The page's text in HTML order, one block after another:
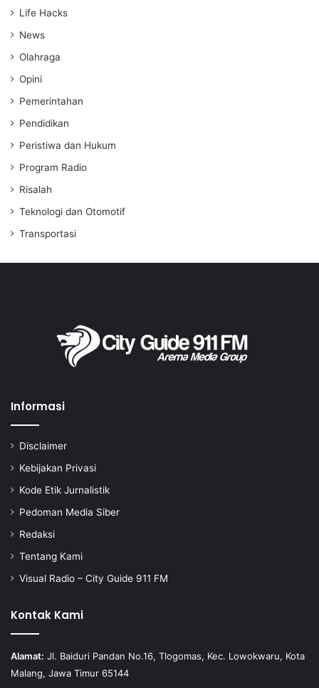
Life Hacks
News
Olahraga
Opini
Pemerintahan
Pendidikan
Peristiwa dan Hukum
Program Radio
Risalah
Teknologi dan Otomotif
Transportasi
Informasi
Disclaimer
Kebijakan Privasi
Kode Etik Jurnalistik
Pedoman Media Siber
Redaksi
Tentang Kami
Visual Radio – City Guide 911 FM
Kontak Kami
Alamat: Jl. Baiduri Pandan No.16, Tlogomas, Kec. Lowokwaru, Kota
Malang, Jawa Timur 65144